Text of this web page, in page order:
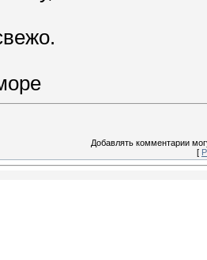
Добавлять комментарии
[